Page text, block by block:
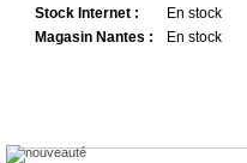
Stock Internet :
En stock
Magasin Nantes :
En stock